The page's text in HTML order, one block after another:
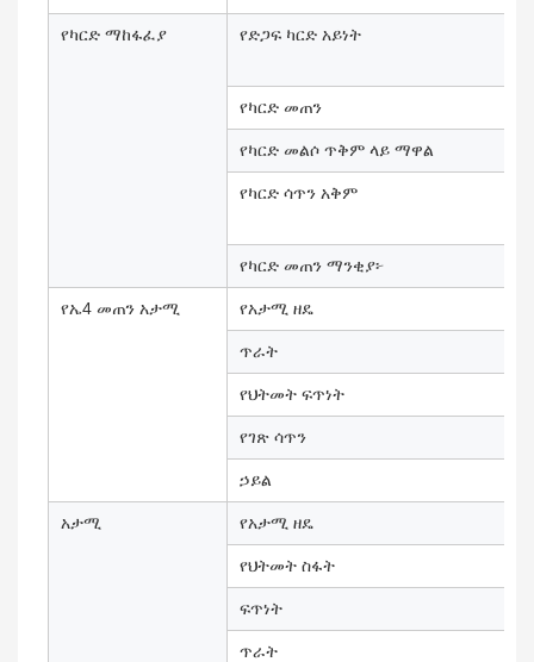
የካርድ ማከፋፈያ የድጋፍ ካርድ አይነት
የካርድ መጠን
የካርድ መልሶ ጥቅም ላይ ማዋል
የካርድ ሳጥን አቅም
የካርድ መጠን ማንቂያ፦
የኤ4 መጠን አታሚ የአታሚ ዘዴ
ጥራት
የህትመት ፍጥነት
የገጽ ሳጥን
ኃይል
አታሚ የአታሚ ዘዴ
የህትመት ስፋት
ፍጥነት
ጥራት